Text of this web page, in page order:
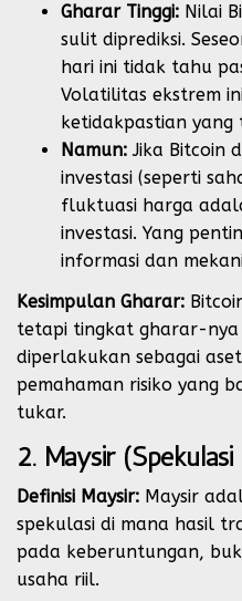
Gharar Tinggi: Nilai
sulit diprediksi.
hari ini tidak tahu
Volatilitas ekstrem
ketidakpastian yang
Namun: Jika Bitcoin
investasi (seperti
fluktuasi harga
investasi. Yang
informasi dan
Kesimpulan Gharar:
tetapi tingkat gharar-nya
diperlakukan sebagai
pemahaman risiko yang
tukar.
2. Maysir (Spekulasi
Definisi Maysir: Maysir
spekulasi di mana hasil
pada keberuntungan,
usaha riil.